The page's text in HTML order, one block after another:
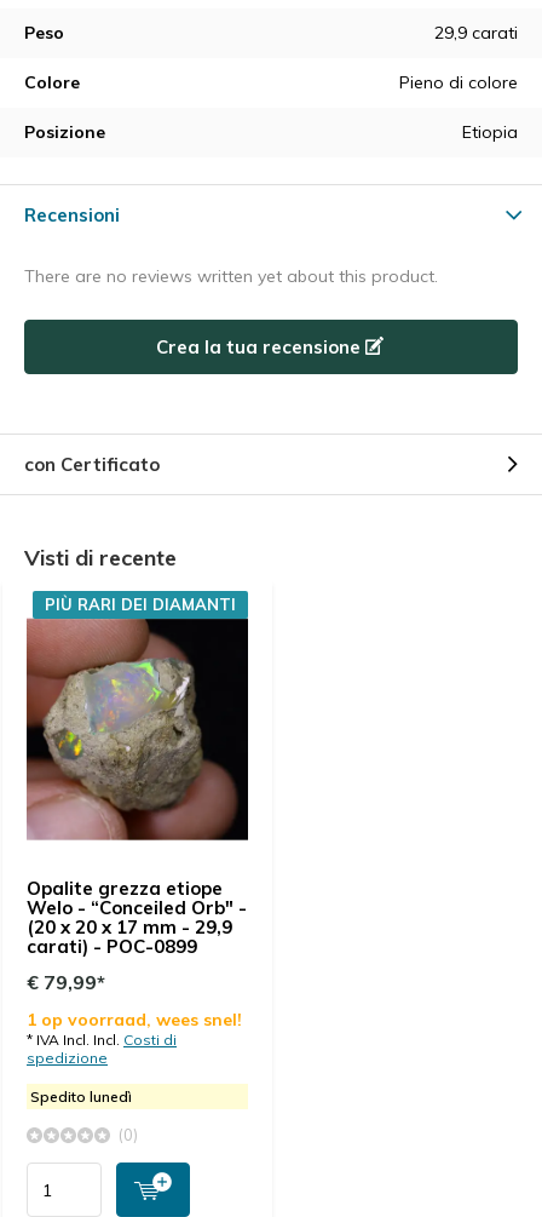
Peso 29,9 carati
Colore Pieno di colore
Posizione Etiopia
Recensioni
There are no reviews written yet about this product.
Crea la tua recensione
con Certificato
Visti di recente
Opalite grezza etiope
Welo - “Conceiled Orb" -
(20 x 20 x 17 mm - 29,9
carati) - POC-0899
PIÙ RARI DEI DIAMANTI
€ 79,99*
1 op voorraad, wees snel!
* IVA Incl. Incl. Costi di
spedizione
Spedito lunedì
(0)